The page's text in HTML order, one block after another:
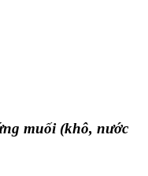
muối (khô, nước